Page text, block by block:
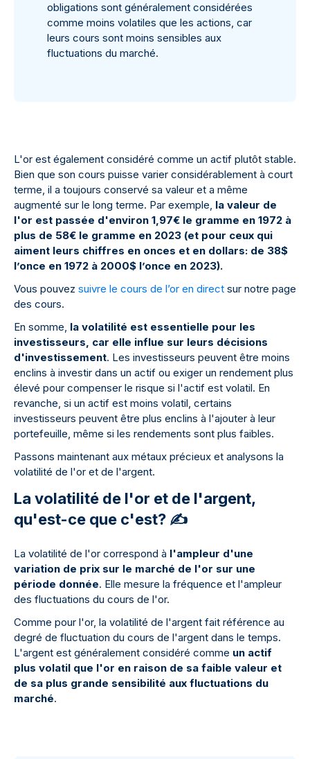
obligations sont généralement considérées
comme moins volatiles que les actions, car
leurs cours sont moins sensibles aux
fluctuations du marché.
L'or est également considéré comme un actif plutôt stable.
Bien que son cours puisse varier considérablement à court
terme, il a toujours conservé sa valeur et a même
augmenté sur le long terme. Par exemple, la valeur de
l'or est passée d'environ 1,97€ le gramme en 1972 à
plus de 58€ le gramme en 2023 (et pour ceux qui
aiment leurs chiffres en onces et en dollars: de 38$
l’once en 1972 à 2000$ l’once en 2023).
Vous pouvez suivre le cours de l’or en direct sur notre page
des cours.
En somme, la volatilité est essentielle pour les
investisseurs, car elle influe sur leurs décisions
d'investissement. Les investisseurs peuvent être moins
enclins à investir dans un actif ou exiger un rendement plus
élevé pour compenser le risque si l'actif est volatil. En
revanche, si un actif est moins volatil, certains
investisseurs peuvent être plus enclins à l'ajouter à leur
portefeuille, même si les rendements sont plus faibles.
Passons maintenant aux métaux précieux et analysons la
volatilité de l'or et de l'argent.
La volatilité de l'or et de l'argent,
qu'est-ce que c'est? ✍️
La volatilité de l'or correspond à l'ampleur d'une
variation de prix sur le marché de l'or sur une
période donnée. Elle mesure la fréquence et l'ampleur
des fluctuations du cours de l'or.
Comme pour l'or, la volatilité de l'argent fait référence au
degré de fluctuation du cours de l'argent dans le temps.
L'argent est généralement considéré comme un actif
plus volatil que l'or en raison de sa faible valeur et
de sa plus grande sensibilité aux fluctuations du
marché.